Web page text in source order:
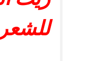
للشعر